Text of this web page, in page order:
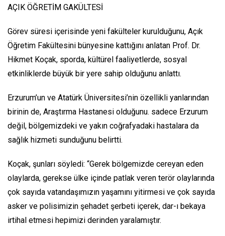
AÇIK ÖĞRETİM GAKÜLTESİ
Görev süresi içerisinde yeni fakülteler kurulduğunu, Açık
Öğretim Fakültesini bünyesine kattığını anlatan Prof. Dr.
Hikmet Koçak, sporda, kültürel faaliyetlerde, sosyal
etkinliklerde büyük bir yere sahip olduğunu anlattı.
Erzurum’un ve Atatürk Üniversitesi’nin özellikli yanlarından
birinin de, Araştırma Hastanesi olduğunu. sadece Erzurum
değil, bölgemizdeki ve yakın coğrafyadaki hastalara da
sağlık hizmeti sunduğunu belirtti.
Koçak, şunları söyledi: “Gerek bölgemizde cereyan eden
olaylarda, gerekse ülke içinde patlak veren terör olaylarında
çok sayıda vatandaşımızın yaşamını yitirmesi ve çok sayıda
asker ve polisimizin şehadet şerbeti içerek, dar-ı bekaya
irtihal etmesi hepimizi derinden yaralamıştır.